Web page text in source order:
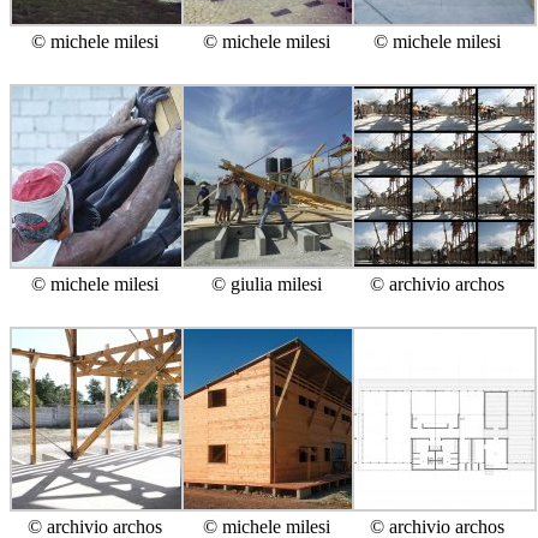
© michele milesi © michele milesi © michele milesi
© michele milesi © giulia milesi © archivio archos
© archivio archos © michele milesi © archivio archos